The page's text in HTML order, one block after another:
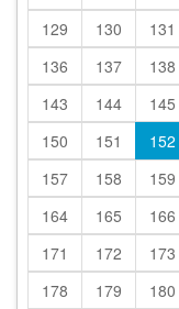
129
130 131
136
137 138
143
144 145
150
151 152
157
158 159
164
165 166
171
172 173
178
179 180